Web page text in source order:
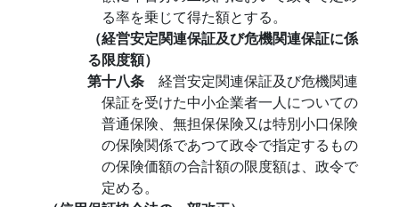
る率を乗じて得た額とする。
（経営安定関連保証及び危機関連保証に係
る限度額）
第十八条 経営安定関連保証及び危機関連
保証を受けた中小企業者一人についての
普通保険、無担保保険又は特別小口保険
の保険関係であつて政令で指定するもの
の保険価額の合計額の限度額は、政令で
定める。